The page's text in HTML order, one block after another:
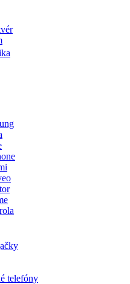
telefóny